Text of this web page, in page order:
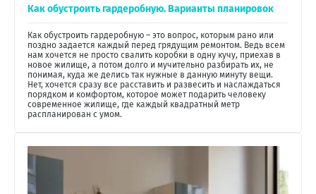
Как обустроить гардеробную. Варианты планировок
Как обустроить гардеробную – это вопрос, которым рано или
поздно задается каждый перед грядущим ремонтом. Ведь всем
нам хочется не просто свалить коробки в одну кучу, приехав в
новое жилище, а потом долго и мучительно разбирать их, не
понимая, куда же делись так нужные в данную минуту вещи.
Нет, хочется сразу все расставить и развесить и наслаждаться
порядком и комфортом, которое может подарить человеку
современное жилище, где каждый квадратный метр
распланирован с умом.